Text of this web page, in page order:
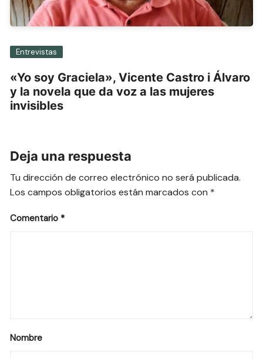
Entrevistas
«Yo soy Graciela», Vicente Castro i Álvaro
y la novela que da voz a las mujeres
invisibles
Deja una respuesta
Tu dirección de correo electrónico no será publicada.
Los campos obligatorios están marcados con *
Comentario *
Nombre